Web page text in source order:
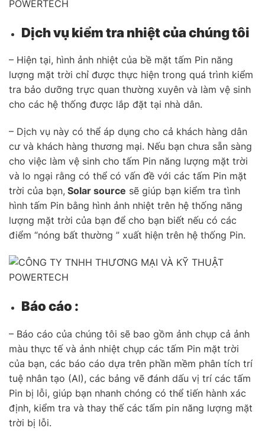
Dịch vụ kiểm tra nhiệt của chúng tôi
– Hiện tại, hình ảnh nhiệt của bề mặt tấm Pin năng
lượng mặt trời chỉ được thực hiện trong quá trình kiểm
tra bảo dưỡng trực quan thường xuyên và làm vệ sinh
cho các hệ thống được lắp đặt tại nhà dân.
– Dịch vụ này có thể áp dụng cho cả khách hàng dân
cư và khách hàng thương mại. Nếu bạn chưa sẵn sàng
cho việc làm vệ sinh cho tấm Pin năng lượng mặt trời
và lo ngại rằng có thể có vấn đề với các tấm Pin mặt
trời của bạn, Solar source sẽ giúp bạn kiểm tra tình
hình tấm Pin bằng hình ảnh nhiệt trên hệ thống năng
lượng mặt trời của bạn để cho bạn biết nếu có các
điểm “nóng bất thường ” xuất hiện trên hệ thống Pin.
Báo cáo :
– Báo cáo của chúng tôi sẽ bao gồm ảnh chụp cả ảnh
màu thực tế và ảnh nhiệt chụp các tấm Pin mặt trời
của bạn, các báo cáo dựa trên phần mềm phân tích trí
tuệ nhân tạo (AI), các bảng vẽ đánh dấu vị trí các tấm
Pin bị lỗi, giúp bạn nhanh chóng có thể tiến hành xác
định, kiểm tra và thay thế các tấm pin năng lượng mặt
trời bị lỗi.